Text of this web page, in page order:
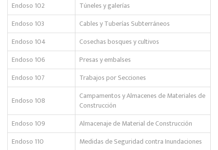
Endoso 102
Túneles y galerías
Endoso 103
Cables y Tuberías Subterráneos
Endoso 104
Cosechas bosques y cultivos
Endoso 106
Presas y embalses
Endoso 107
Trabajos por Secciones
Endoso 108
Campamentos y Almacenes de Materiales de
Construcción
Endoso 109
Almacenaje de Material de Construcción
Endoso 110
Medidas de Seguridad contra Inundaciones